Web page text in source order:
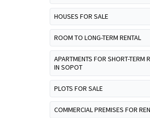
HOUSES FOR SALE
ROOM TO LONG-TERM RENTAL
APARTMENTS FOR SHORT-TERM
IN SOPOT
PLOTS FOR SALE
COMMERCIAL PREMISES FOR